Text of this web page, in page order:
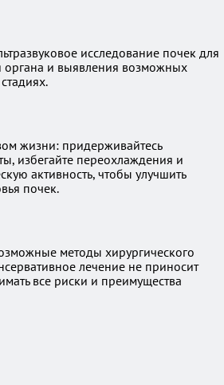
исследование почек для
органа и выявления возможных
жизни: придерживайтесь
избегайте переохлаждения и
активность, чтобы улучшить
почек.
методы хирургического
лечение не приносит
все риски и преимущества